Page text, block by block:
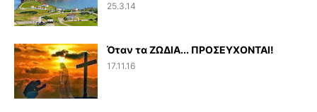
25.3.14
Όταν τα ΖΩΔΙΑ... ΠΡΟΣΕΥΧΟΝΤΑΙ!
17.11.16